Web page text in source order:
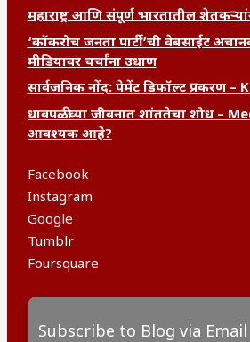
महाराष्ट्र आणि संपूर्ण भारतातील
‘कॉकरोच जनता पार्टी’ची वेबसाईट
मीडियावर चर्चांना उधाण
सार्वजनिक नोंद: पेमेंट डिफॉल्ट प्रकरण –
धावपळीच्या जीवनात शांततेचा शोध –
आवश्यक आहे?
Facebook
Instagram
Google
Tumblr
Foursquare
Subscribe to Blog via Email